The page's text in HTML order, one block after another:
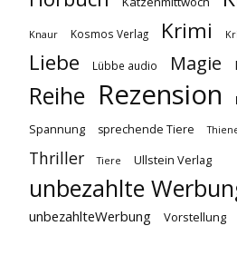
Knaur Kosmos Verlag Krimi
Liebe Lübbe audio Magie
Reihe Rezension
Spannung sprechende Tiere
Thriller Tiere Ullstein Verlag
unbezahlte
unbezahlteWerbung Vorstellung